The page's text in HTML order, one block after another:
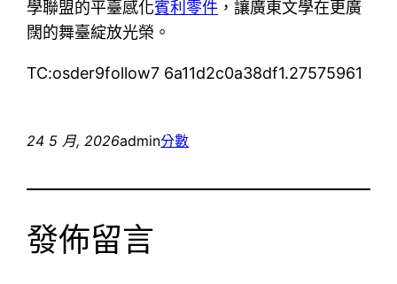
學聯盟的平臺感化賓利零件 ，讓廣東文學在更廣
闊的舞臺綻放光榮。
TC:osder9follow7 6a11d2c0a38df1.27575961
24 5 月, 2026admin分數
發佈留言